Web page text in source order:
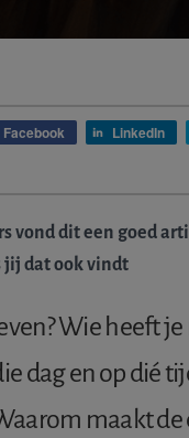
Facebook LinkedIn
vond dit een goed
jij dat ook vindt
Wie heeft
dag en op dié
maakt de